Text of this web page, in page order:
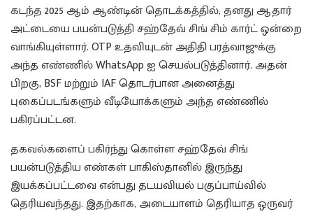
கடந்த 2025 ஆம் ஆண்டின் தொடக்கத்தில், தனது ஆதார்
அட்டையை பயன்படுத்தி சஹ்தேவ் சிங் சிம் கார்ட் ஒன்றை
வாங்கியுள்ளார். OTP உதவியுடன் அதிதி பரத்வாஜுக்கு
அந்த எண்ணில் WhatsApp ஐ செயல்படுத்தினார். அதன்
பிறகு, BSF மற்றும் IAF தொடர்பான அனைத்து
புகைப்படங்களும் வீடியோக்களும் அந்த எண்ணில்
பகிரப்பட்டன.
தகவல்களைப் பகிர்ந்து கொள்ள சஹ்தேவ் சிங்
பயன்படுத்திய எண்கள் பாகிஸ்தானில் இருந்து
இயக்கப்பட்டவை என்பது தடயவியல் பகுப்பாய்வில்
தெரியவந்தது. இதற்காக, அடையாளம் தெரியாத ஒருவர்